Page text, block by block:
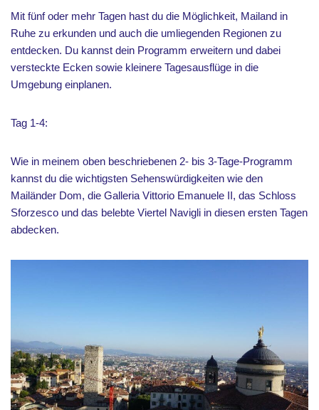
Mit fünf oder mehr Tagen hast du die Möglichkeit, Mailand in
Ruhe zu erkunden und auch die umliegenden Regionen zu
entdecken. Du kannst dein Programm erweitern und dabei
versteckte Ecken sowie kleinere Tagesausflüge in die
Umgebung einplanen.
Tag 1-4:
Wie in meinem oben beschriebenen 2- bis 3-Tage-Programm
kannst du die wichtigsten Sehenswürdigkeiten wie den
Mailänder Dom, die Galleria Vittorio Emanuele II, das Schloss
Sforzesco und das belebte Viertel Navigli in diesen ersten Tagen
abdecken.